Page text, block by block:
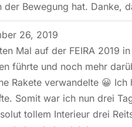
der Bewegung hat. Danke,
26, 2019
Mal auf der FEIRA 2019
führte und noch mehr
Rakete verwandelte 😀
Somit war ich nun drei
tollem Interieur drei